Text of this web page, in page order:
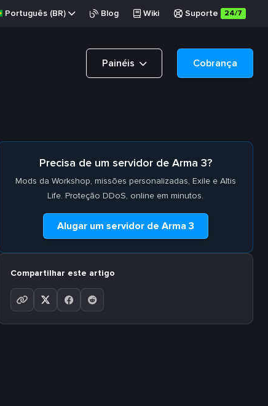
Português (BR) Blog Wiki Suporte 24/7
Painéis Cobrança
Precisa de um servidor de Arma 3?
Mods da Workshop, missões personalizadas, Exile e Altis
Life. Proteção DDoS, online em minutos.
Alugar um servidor de Arma 3
Compartilhar este artigo